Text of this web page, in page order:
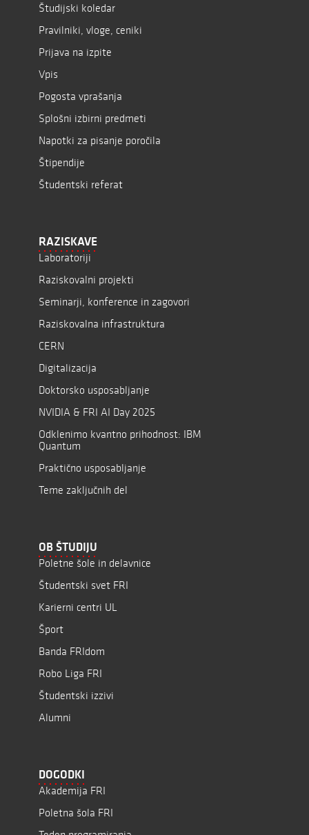
Študijski koledar
Pravilniki, vloge, ceniki
Prijava na izpite
Vpis
Pogosta vprašanja
Splošni izbirni predmeti
Napotki za pisanje poročila
Štipendije
Študentski referat
RAZISKAVE
Laboratoriji
Raziskovalni projekti
Seminarji, konference in zagovori
Raziskovalna infrastruktura
CERN
Digitalizacija
Doktorsko usposabljanje
NVIDIA & FRI AI Day 2025
Odklenimo kvantno prihodnost: IBM
Quantum
Praktično usposabljanje
Teme zaključnih del
OB ŠTUDIJU
Poletne šole in delavnice
Študentski svet FRI
Karierni centri UL
Šport
Banda FRIdom
Robo Liga FRI
Študentski izzivi
Alumni
DOGODKI
Akademija FRI
Poletna šola FRI